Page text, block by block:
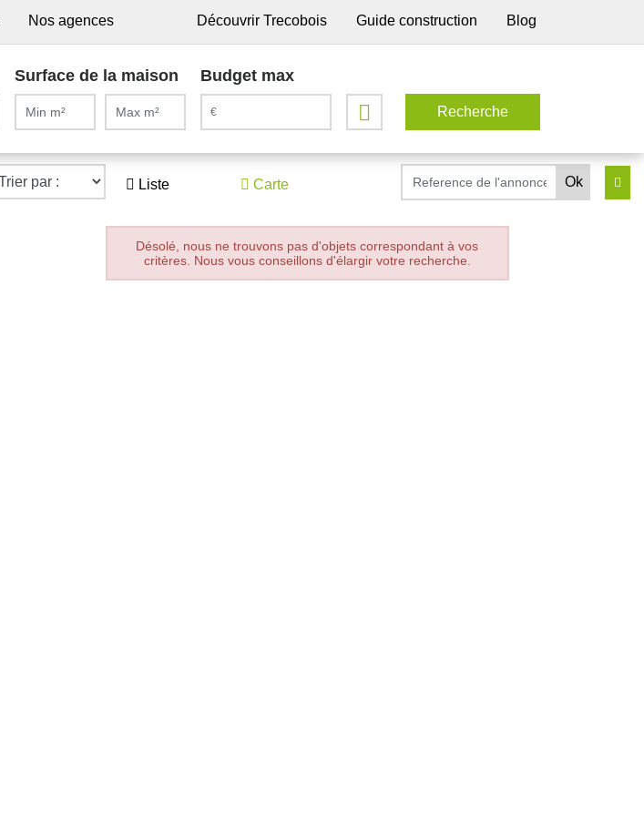
Nos agences Découvrir Trecobois Guide construction Blog
Surface de la maison Budget max
Liste Carte
Désolé, nous ne trouvons pas d'objets correspondant à vos
critères. Nous vous conseillons d'élargir votre recherche.